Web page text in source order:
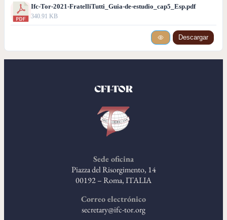
Ifc-Tor-2021-FratelliTutti_Guia-de-estudio_cap5_Esp.pdf
340.91 KB
Descargar
CFI-TOR
Sede oficina
Piazza del Risorgimento, 14
00192 – Roma, ITALIA
Correo electrónico
secretary@ifc-tor.org